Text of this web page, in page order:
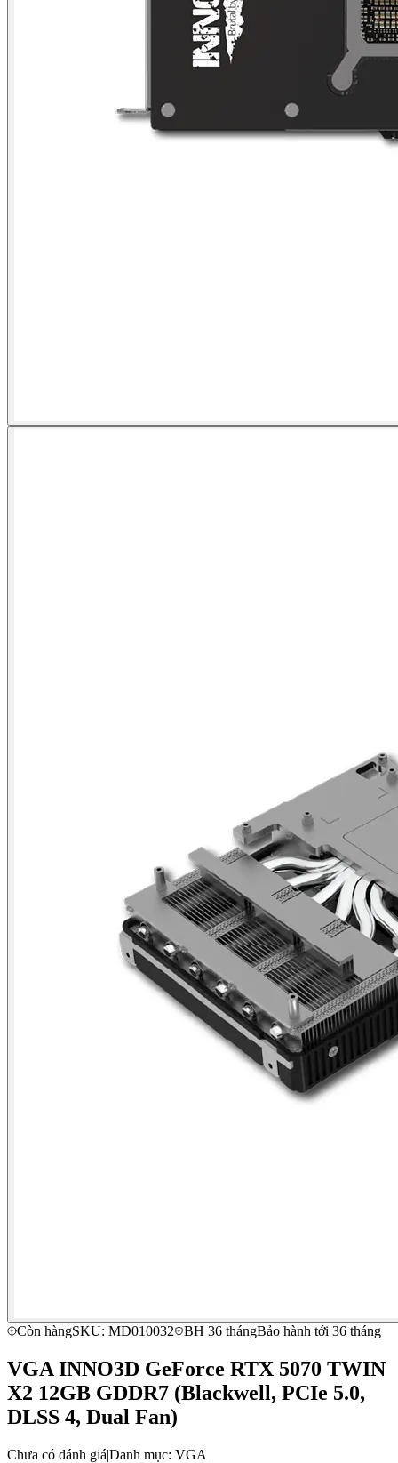
Còn hàngSKU: MD010032 BH 36 thángBảo hành tới 36 tháng
VGA INNO3D GeForce RTX 5070 TWIN
X2 12GB GDDR7 (Blackwell, PCIe 5.0,
DLSS 4, Dual Fan)
Chưa có đánh giá|Danh mục: VGA